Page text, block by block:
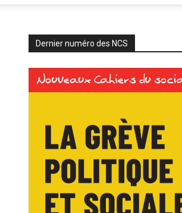
Dernier numéro des NCS